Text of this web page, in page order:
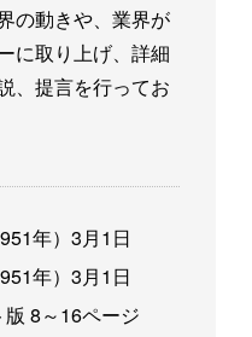
の動きや、業界が
に取り上げ、詳細
、提言を行ってお
年）3月1日
年）3月1日
8～16ページ